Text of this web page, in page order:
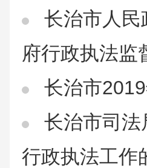
长治市人
府行政执法监
长治市
长治市司
行政执法工作